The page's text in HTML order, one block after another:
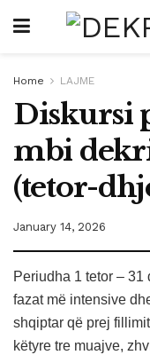
Home LAJME
Diskursi
mbi
(tetor-
January 14, 2026
Periudha 1 tetor –
fazat më intensive
shqiptar që prej
këtyre tre muajve,